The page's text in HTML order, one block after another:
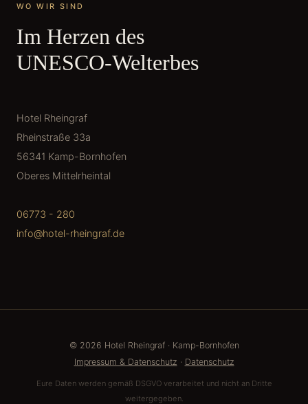
WO WIR SIND
Im Herzen des
UNESCO-Welterbes
Hotel Rheingraf
Rheinstraße 33a
56341 Kamp-Bornhofen
Oberes Mittelrheintal
06773 - 280
info@hotel-rheingraf.de
© 2026 Hotel Rheingraf · Kamp-Bornhofen
Impressum & Datenschutz · Datenschutz
Eure Daten werden gemäß DSGVO verarbeitet und nicht an Dritte
weitergegeben.